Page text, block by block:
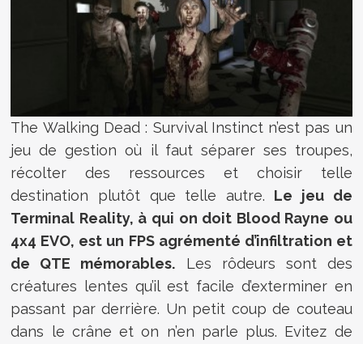
The Walking Dead : Survival Instinct n’est pas un
jeu de gestion où il faut séparer ses troupes,
récolter des ressources et choisir telle
destination plutôt que telle autre. Le jeu de
Terminal Reality, à qui on doit Blood Rayne ou
4x4 EVO, est un FPS agrémenté d’infiltration et
de QTE mémorables. Les rôdeurs sont des
créatures lentes qu’il est facile d’exterminer en
passant par derrière. Un petit coup de couteau
dans le crâne et on n’en parle plus. Evitez de